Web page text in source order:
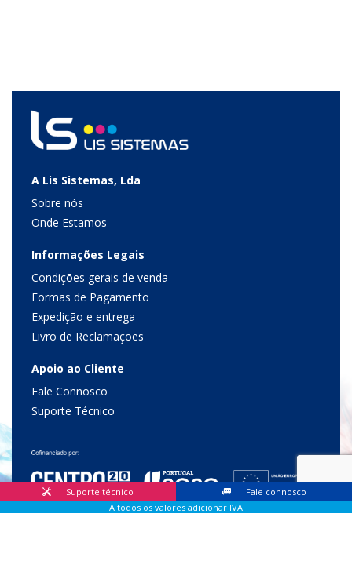
A Lis Sistemas, Lda
Sobre nós
Onde Estamos
Informações Legais
Condições gerais de venda
Formas de Pagamento
Expedição e entrega
Livro de Reclamações
Apoio ao Cliente
Fale Connosco
Suporte Técnico
Suporte técnico
Fale connosco
A todos os valores adicionar IVA